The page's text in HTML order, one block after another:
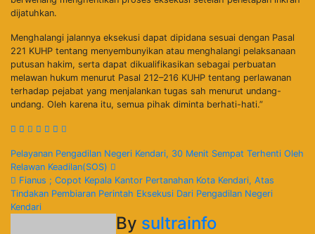
dijatuhkan.
Menghalangi jalannya eksekusi dapat dipidana sesuai dengan Pasal
221 KUHP tentang menyembunyikan atau menghalangi pelaksanaan
putusan hakim, serta dapat dikualifikasikan sebagai perbuatan
melawan hukum menurut Pasal 212–216 KUHP tentang perlawanan
terhadap pejabat yang menjalankan tugas sah menurut undang-
undang. Oleh karena itu, semua pihak diminta berhati-hati.”
Navigasi
pos
Pelayanan Pengadilan Negeri Kendari, 30 Menit Sempat Terhenti Oleh
Relawan Keadilan(SOS)
Fianus ; Copot Kepala Kantor Pertanahan Kota Kendari, Atas
Tindakan Pembiaran Perintah Eksekusi Dari Pengadilan Negeri
Kendari
By sultrainfo